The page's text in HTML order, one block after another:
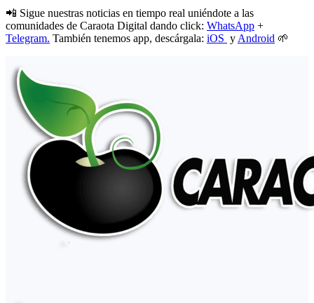
📲 Sigue nuestras noticias en tiempo real uniéndote a las
comunidades de Caraota Digital dando click: WhatsApp +
Telegram. También tenemos app, descárgala: iOS y Android 🌱